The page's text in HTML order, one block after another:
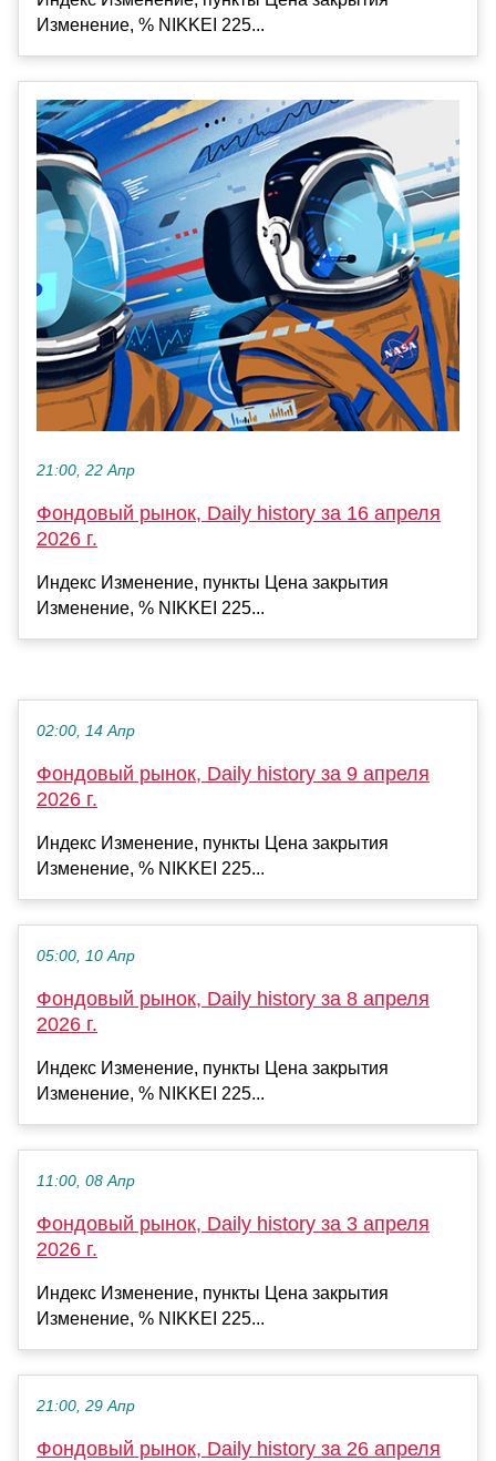
Изменение, % NIKKEI 225...
21:00, 22 Апр
Фондовый рынок, Daily history за 16 апреля
2026 г.
Индекс Изменение, пункты Цена закрытия
Изменение, % NIKKEI 225...
02:00, 14 Апр
Фондовый рынок, Daily history за 9 апреля
2026 г.
Индекс Изменение, пункты Цена закрытия
Изменение, % NIKKEI 225...
05:00, 10 Апр
Фондовый рынок, Daily history за 8 апреля
2026 г.
Индекс Изменение, пункты Цена закрытия
Изменение, % NIKKEI 225...
11:00, 08 Апр
Фондовый рынок, Daily history за 3 апреля
2026 г.
Индекс Изменение, пункты Цена закрытия
Изменение, % NIKKEI 225...
21:00, 29 Апр
Фондовый рынок, Daily history за 26 апреля